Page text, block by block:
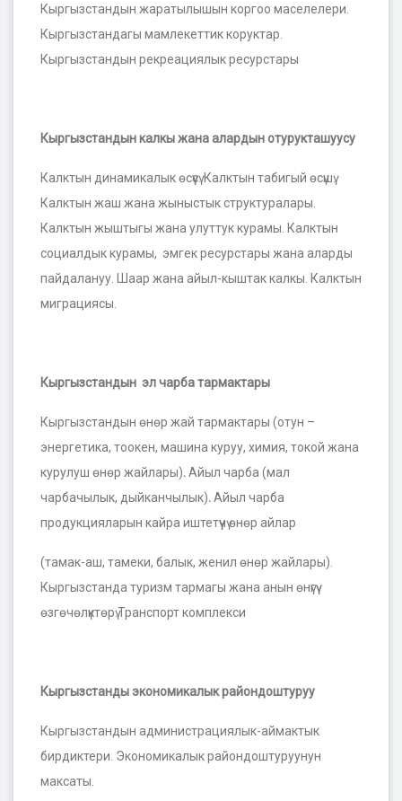
Кыргызстандын жаратылышын коргоо маселелери.
Кыргызстандагы мамлекеттик коруктар.
Кыргызстандын рекреациялык ресурстары
Кыргызстандын калкы жана алардын отурукташуусу
Калктын динамикалык өсүүсү. Калктын табигый өсүшү.
Калктын жаш жана жыныстык структуралары.
Калктын жыштыгы жана улуттук курамы. Калктын
социалдык курамы, эмгек ресурстары жана аларды
пайдалануу. Шаар жана айыл-кыштак калкы. Калктын
миграциясы.
Кыргызстандын эл чарба тармактары
Кыргызстандын өнөр жай тармактары (отун –
энергетика, тоокен, машина куруу, химия, токой жана
курулуш өнөр жайлары).Айыл чарба (мал
чарбачылык, дыйканчылык).Айыл чарба
продукцияларын кайра иштетүүчү өнөр айлар
(тамак-аш, тамеки, балык, женил өнөр жайлары).
Кыргызстанда туризм тармагы жана анын өнүгүү
өзгөчөлүктөрү.Транспорт комплекси
Кыргызстанды экономикалык райондоштуруу
Кыргызстандын администрациялык-аймактык
бирдиктери. Экономикалык райондоштуруунун
максаты.